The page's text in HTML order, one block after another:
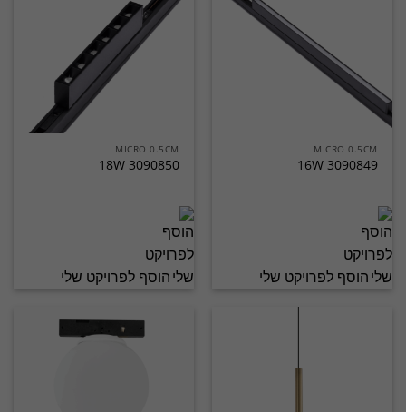
MICRO 0.5CM
3090849 16W
הוסף לפרויקט שלי
MICRO 0.5CM
3090850 18W
הוסף לפרויקט שלי